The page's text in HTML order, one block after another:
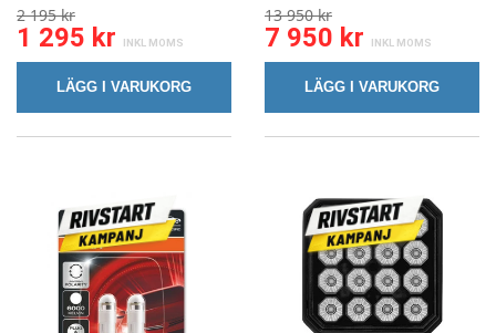
2 195 kr
1 295 kr
LÄGG I VARUKORG
13 950 kr
7 950 kr
LÄGG I VARUKORG